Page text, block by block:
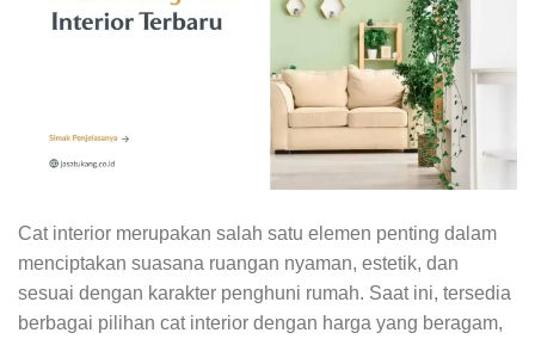
Cat interior merupakan salah satu elemen penting dalam
menciptakan suasana ruangan nyaman, estetik, dan
sesuai dengan karakter penghuni rumah. Saat ini, tersedia
berbagai pilihan cat interior dengan harga yang beragam,